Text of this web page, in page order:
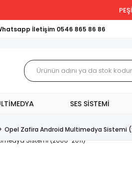
İletişim 0546 865 86 86
SES SİSTEMİ
Opel Zafira Android Multimedya Sistemi